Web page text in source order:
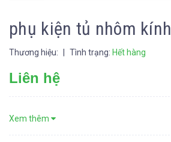
phụ kiện tủ nhôm kính
Thương hiệu: Tình trạng: Hết hàng
Liên hệ
Xem thêm